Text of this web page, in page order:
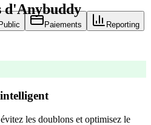
d'Anybuddy
Paiements Reporting
les doublons et optimisez le